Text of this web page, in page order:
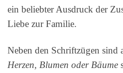
ein beliebter Ausdruck der
Liebe zur Familie.
Neben den Schriftzügen sind
Herzen, Blumen oder Bäume